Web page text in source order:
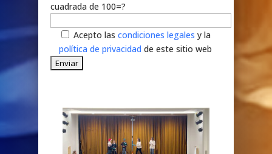
cuadrada de 100=?
Acepto las condiciones legales y la
política de privacidad de este sitio web